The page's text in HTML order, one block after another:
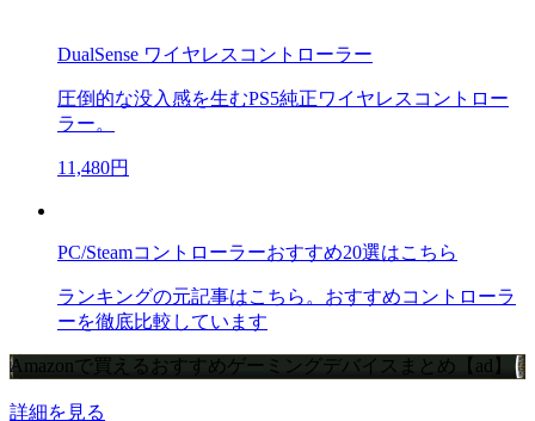
DualSense ワイヤレスコントローラー
圧倒的な没入感を生むPS5純正ワイヤレスコントロー
ラー。
11,480円
PC/Steamコントローラーおすすめ20選はこちら
ランキングの元記事はこちら。おすすめコントローラ
ーを徹底比較しています
Amazonで買えるおすすめゲーミングデバイスまとめ【ad】
詳細を見る